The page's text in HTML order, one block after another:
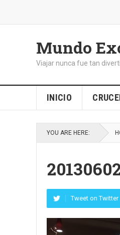
Mundo
Viajar nunca fue tan
INICIO
YOU ARE HERE:
Tweet on Twitter